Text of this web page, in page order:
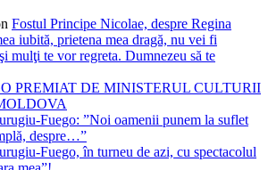
Fostul Principe Nicolae, despre Regina
iubită, prietena mea dragă, nu vei fi
mulţi te vor regreta. Dumnezeu să te
PREMIAT DE MINISTERUL CULTURII
Fuego: ”Noi oamenii punem la suflet
despre…”
Fuego, în turneu de azi, cu spectacolul